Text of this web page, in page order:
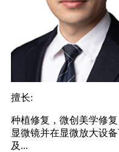
擅长:
种植修复，微创美学修
显微镜并在显微放大设
及...